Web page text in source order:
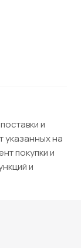
и
указанных на
покупки и
и